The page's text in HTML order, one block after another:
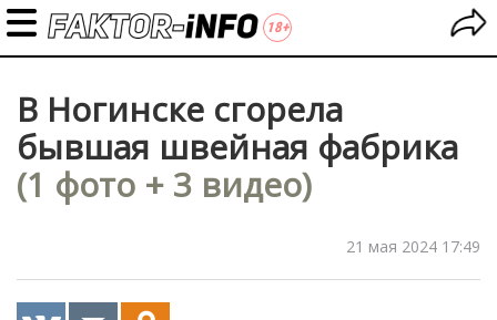
В Ногинске сгорела
бывшая швейная фабрика
(1 фото + 3 видео)
21 мая 2024 17:49